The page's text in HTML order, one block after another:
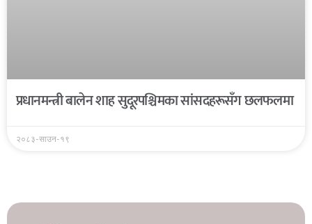
प्रधानमन्त्री बालेन शाह सुदूरपश्चिमका सांसदहरूसँग छलफलमा
२०८३-साउन-१९